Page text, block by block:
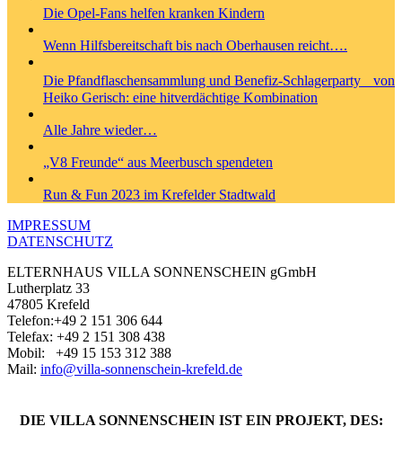
Die Opel-Fans helfen kranken Kindern
Wenn Hilfsbereitschaft bis nach Oberhausen reicht….
Die Pfandflaschensammlung und Benefiz-Schlagerparty von
Heiko Gerisch: eine hitverdächtige Kombination
Alle Jahre wieder…
„V8 Freunde“ aus Meerbusch spendeten
Run & Fun 2023 im Krefelder Stadtwald
IMPRESSUM
DATENSCHUTZ
ELTERNHAUS VILLA SONNENSCHEIN gGmbH
Lutherplatz 33
47805 Krefeld
Telefon:+49 2 151 306 644
Telefax: +49 2 151 308 438
Mobil: +49 ‭15 153 312 388‬
Mail: info@villa-sonnenschein-krefeld.de
DIE VILLA SONNENSCHEIN IST EIN PROJEKT, DES: